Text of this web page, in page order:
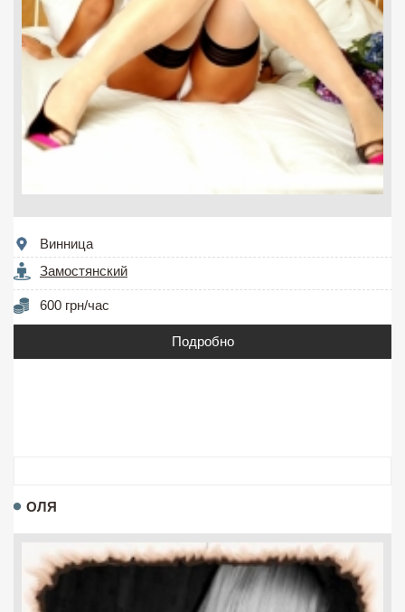
Винница
Замостянский
600 грн/час
Подробно
ОЛЯ